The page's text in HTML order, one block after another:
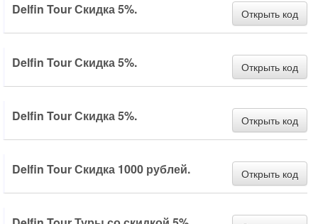
Delfin Tour Скидка 5%. Открыть код
Delfin Tour Скидка 5%. Открыть код
Delfin Tour Скидка 5%. Открыть код
Delfin Tour Скидка 1000 рублей. Открыть код